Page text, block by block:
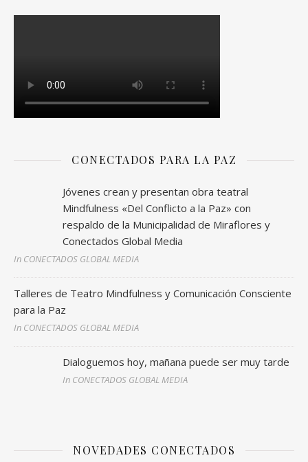
CONECTADOS PARA LA PAZ
Jóvenes crean y presentan obra teatral
Mindfulness «Del Conflicto a la Paz» con
respaldo de la Municipalidad de Miraflores y
Conectados Global Media
In CONECTADOS GLOBAL MEDIA
Talleres de Teatro Mindfulness y Comunicación Consciente
para la Paz
In CONECTADOS GLOBAL MEDIA
Dialoguemos hoy, mañana puede ser muy tarde
In CONECTADOS GLOBAL MEDIA
NOVEDADES CONECTADOS